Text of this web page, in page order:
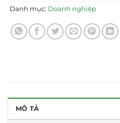
Danh mục: Doanh nghiệp
MÔ TẢ